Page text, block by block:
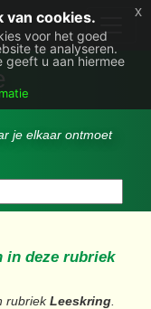
van cookies.
voor het goed
te analyseren.
geeft u aan hiermee
x
je elkaar ontmoet
in deze rubriek
rubriekLeeskring